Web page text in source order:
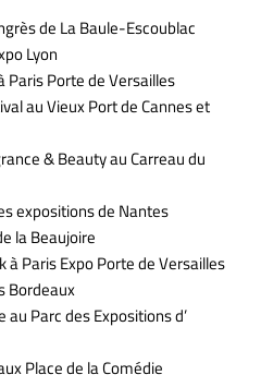
de La Baule-Escoublac
Lyon
Paris Porte de Versailles
au Vieux Port de Cannes et
& Beauty au Carreau du
expositions de Nantes
la Beaujoire
à Paris Expo Porte de Versailles
Bordeaux
au Parc des Expositions d’
Place de la Comédie